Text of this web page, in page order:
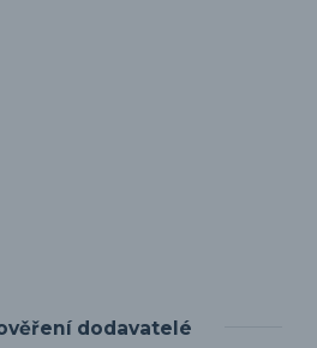
dodavatelé